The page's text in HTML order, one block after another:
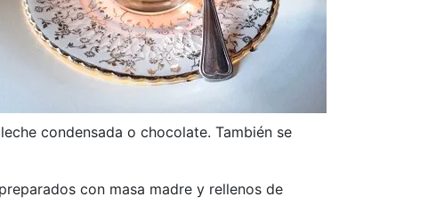
condensada o chocolate. También se
con masa madre y rellenos de